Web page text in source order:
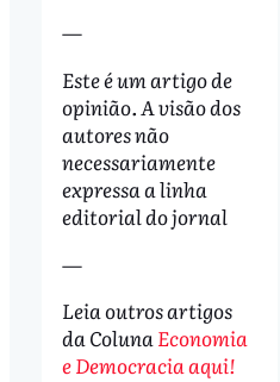
—
Este é um artigo de
opinião. A visão dos
autores não
necessariamente
expressa a linha
editorial do jornal
—
Leia outros artigos
da ColunaEconomia
e Democracia aqui!